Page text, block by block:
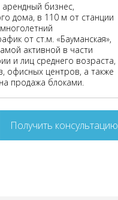
бизнес,
дома, в 110 м от станции
от ст.м. «Бауманская»,
активной в части
и лиц среднего возраста,
офисных центров, а также
продажа блоками.
Получить консультацию